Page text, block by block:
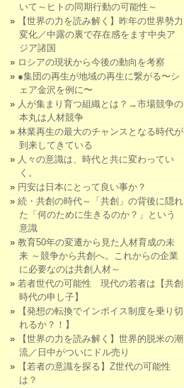
いて～ヒトの同期行動の可能性～
【世界の力を読み解く】昨年の世界勢力
変化／中露の裏で存在感をます中央ア
ジア諸国
ロシアの現状から今後の動向を考察
●集団の再生が地域の再生に繋がる〜シ
ェア金沢を例に〜
人が集まり育つ組織とは？→市場競争の
本丸は人材競争
林業再生の最大のチャンスとなる時代が
到来してきている
人々の意識は、時代と共に変わってい
く。
円安は日本にとって良い事か？
続・共創の時代～「共創」の背後に隠れ
た「何のために生きるのか？」という
意識
教育50年の変遷から見た人材育成の未
来 ～競争から共創へ。これからの企業
に必要なのは共創人材～
若者世代の可能性 現代の若者は【共創
時代の申し子】
【発想の転換でインボイス制度を乗り切
れるか？！】
【世界の力を読み解く】世界的脱米の潮
流／日中がついにドル売り
【若者の意識を探る】Z世代の可能性
は？